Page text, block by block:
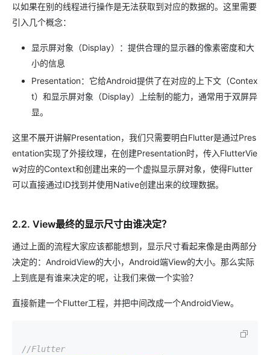
以如果在别的线程进行操作是无法获取到对应的数据的。这里需要
引入几个概念：
显示屏对象（Display）：提供合理的显示器的像素密度和大
小的信息
Presentation：它给Android提供了在对应的上下文（Contex
t）和显示屏对象（Display）上绘制的能力，通常用于双屏异
显。
这里不展开讲解Presentation，我们只需要明白Flutter是通过Pres
entation实现了外接纹理，在创建Presentation时，传入FlutterVie
w对应的Context和创建出来的一个虚拟显示屏对象，使得Flutter
可以直接通过ID找到并使用Native创建出来的纹理数据。
2.2. View最终的显示尺寸由谁决定？
通过上面的流程大家应该都能想到，显示尺寸看起来像是由两部分
决定的：AndroidView的大小，Android端View的大小。那么实际
上到底是有谁来决定的呢，让我们来做一个实验？
直接新建一个Flutter工程，并把中间改成一个AndroidView。
//Flutter